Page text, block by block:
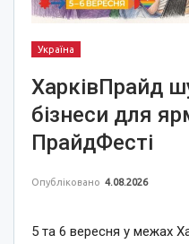
Україна
ХарківПрайд
бізнеси для
ПрайдФесті
Опубліковано 4.08.2026
5 та 6 вересня у межах